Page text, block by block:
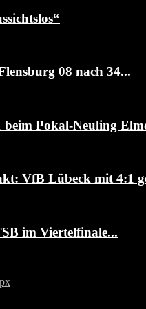
08 nach 34...
Pokal-Neuling
VfB Lübeck mit 4:1
im Viertelfinale...